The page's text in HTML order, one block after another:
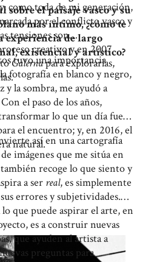
sobre el paisaje vasco y su
más íntimo, ¿cómo te
experiencia de largo
existencial y artístico?
como toda de mi generación,
por el conflicto vasco y
tensiones son
creativo y en 2007
Galernapara explorarlas,
tuvo una importancia
fotografía en blanco y negro,
y la sombra, me ayudó a
el paso de los años,
lo que un día fue
el encuentro; y, en 2016, el
natural.así en una cartografía
imágenes que me sitúa en
recoge lo que siento y
a ser real, es simplemente
errores y subjetividades.
que puede aspirar el arte, en
es a construir nuevas
que ayuden al artista a
preguntas para